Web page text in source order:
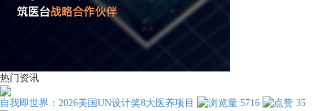
热门资讯
自我即世界：2026美国UN设计奖8大医养项目 5716 35